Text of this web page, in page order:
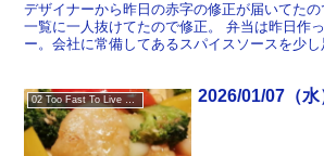
デザイナーから昨日の赤字の修正が届いてた
一覧に一人抜けてたので修正。 弁当は昨日作
ー。会社に常備してあるスパイスソースを少
02 Too Fast To Live Too Young To Die 2026/01/07（